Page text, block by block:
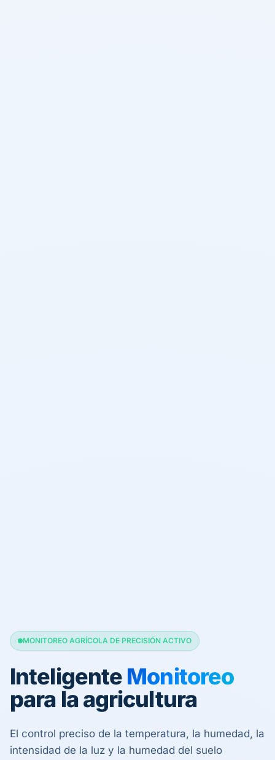
MONITOREO AGRÍCOLA DE PRECISIÓN ACTIVO
Inteligente Monitoreo
para la agricultura
El control preciso de la temperatura, la humedad, la
intensidad de la luz y la humedad del suelo